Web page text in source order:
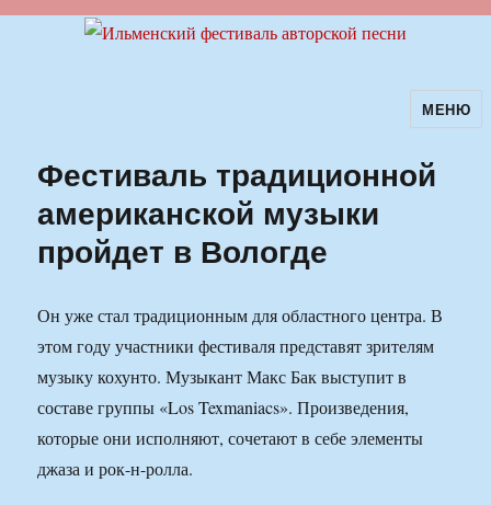
Ильменский фестиваль авторскойМЕНЮ
Фестиваль традиционной
американской музыки
пройдет в Вологде
Он уже стал традиционным для областного центра. В
этом году участники фестиваля представят зрителям
музыку кохунто. Музыкант Макс Бак выступит в
составе группы «Los Texmaniacs». Произведения,
которые они исполняют, сочетают в себе элементы
джаза и рок-н-ролла.